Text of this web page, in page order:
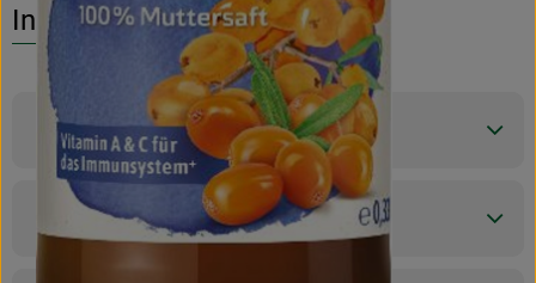
Info
Produktinformationen
Zutaten